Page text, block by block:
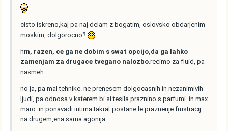
cisto iskreno,kaj pa naj delam z bogatim, oslovsko obdarjenim
moskim, dolgorocno?
hm, razen, ce ga ne dobim s swat opcijo,da ga lahko
zamenjam za drugace tvegano nalozbo .recimo za fluid, pa
nasmeh.
no ja, pa mal tehnike. ne prenesem dolgocasnih in nezanimivih
ljudi, pa odnosa v katerem bi si tesila praznino s parfumi. in max
maro. in ponavadi intima takrat postane le praznenje frustracij
na drugem,ena sama agonija.